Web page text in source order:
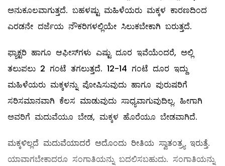
ಅನುಕೂಲವಾಗುತ್ತದೆ. ಬಹಳಷ್ಟು ಮಹಿಳೆಯರು ಮಕ್ಕಳ ಕಾರಣದಿಂದ
ಎರಡನೇ ದರ್ಜೆಯ ನೌಕರಿಗಳಲ್ಲಿಯೇ ಸಿಲುಕಬೇಕಾಗಿ ಬರುತ್ತದೆ.
ಫ್ಯಾಕ್ಟರಿ ಹಾಗೂ ಆಫೀಸ್‌ಗಳು ಎಷ್ಟು ದೂರ ಇವೆಯೆಂದರೆ, ಅಲ್ಲಿ
ತಲುಪಲು 2 ಗಂಟೆ ತಗಲುತ್ತದೆ. 12-14 ಗಂಟೆ ದೂರ ಇದ್ದು
ಮಹಿಳೆಯರು ಮಕ್ಕಳನ್ನು ಪೋಷಿಸುವುದು ಹಾಗೂ ಪುರುಷರಿಗೆ
ಸರಿಸಮಾನವಾಗಿ ಕೆಲಸ ಮಾಡುವುದು ಸಾಧ್ಯವಾಗುವುದಿಲ್ಲ. ಹೀಗಾಗಿ
ಅವರಿಗೆ ಮದುವೆಯೂ ಬೇಡ, ಮಕ್ಕಳ ಹೊರೆಯೂ ಬೇಡವಾಗಿದೆ.
ಮಕ್ಕಳಿಲ್ಲದೆ ಮದುವೆಯಾದರೆ ಅದೊಂದು ರೀತಿಯ ಸ್ವಾತಂತ್ರ್ಯ ಇರುತ್ತೆ.
ಯಾವಾಗಬೇಕಾದರೂ ಸಂಗಾತಿಯನ್ನು ಬದಲಿಸಬಹುದು. ಸಂಗಾತಿಯನ್ನು